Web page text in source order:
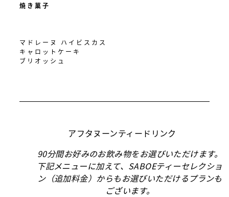
焼き菓子
マドレーヌ ハイビスカス
キャロットケーキ
ブリオッシュ
アフタヌーンティードリンク
90分間お好みのお飲み物をお選びいただけます。
下記メニューに加えて、SABOEティーセレクショ
ン（追加料金）からもお選びいただけるプランも
ございます。